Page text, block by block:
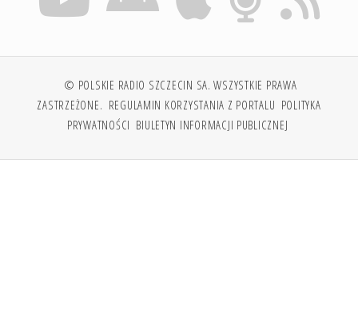
© POLSKIE RADIO SZCZECIN SA. WSZYSTKIE PRAWA
ZASTRZEŻONE. REGULAMIN KORZYSTANIA Z PORTALU POLITYKA
PRYWATNOŚCI BIULETYN INFORMACJI PUBLICZNEJ